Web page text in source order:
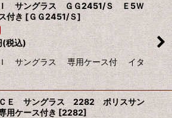
Ｉ サングラス ＧＧ2451/Ｓ Ｅ5Ｗ
付き [ＧＧ2451/Ｓ]
(税込)
Ｉ サングラス 専用ケース付 イタ
ＣＥ サングラス 2282 ポリスサン
用ケース付き [2282]